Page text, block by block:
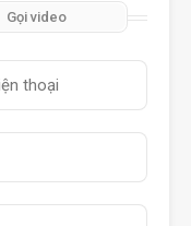
Gọi video